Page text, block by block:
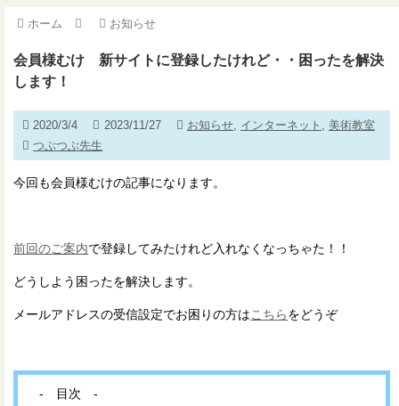
ホーム お知らせ
会員様むけ 新サイトに登録したけれど・・困ったを解決
します！
2020/3/4 2023/11/27 お知らせ, インターネット , 美術教室
つぶつぶ先生
今回も会員様むけの記事になります。
前回のご案内で登録してみたけれど入れなくなっちゃた！！
どうしよう困ったを解決します。
メールアドレスの受信設定でお困りの方はこちらをどうぞ
- 目次 -